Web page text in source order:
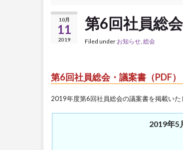
10月
11
2019
第6回社員総
Filed under お知らせ, 総会
第6回社員総会・議案書（PDF）
2019年度第6回社員総会の議案書を掲載いた
2019年5